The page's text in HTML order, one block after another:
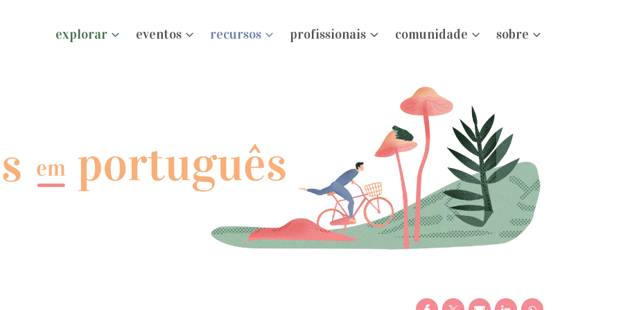
explorar eventos recursos profissionais comunidade sobre